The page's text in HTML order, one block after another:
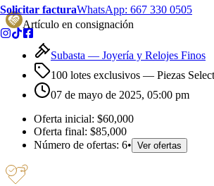
Solicitar facturaWhatsApp: 667 330 0505
Artículo en consignación
Subasta — Joyería y Relojes Finos
100 lotes exclusivos — Piezas
07 de mayo de 2025, 05:00 pm
Oferta inicial: $60,000
Oferta final: $85,000
Número de ofertas: 6• Ver ofertas